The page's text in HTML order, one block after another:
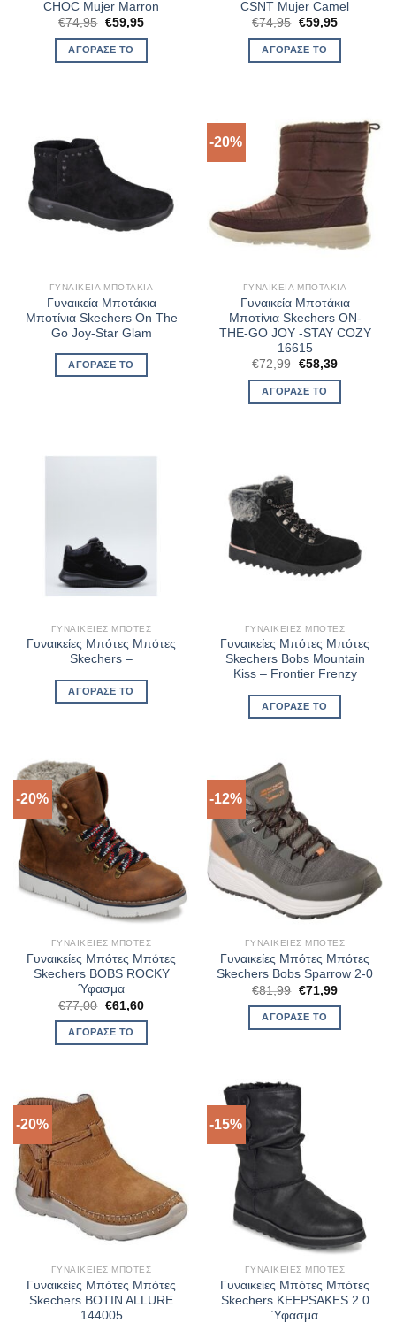
CHOC Mujer Marron
€74,95 Original
was:
€74,95.
€59,95Η
ΑΓΌΡΑΣΈ ΤΟ
CSNT Mujer Camel
€74,95 Original
was:
€74,95.
€59,95Η
ΑΓΌΡΑΣΈ ΤΟ
ΓΥΝΑΙΚΕΊΑ ΜΠΟΤΆΚΙΑ
Γυναικεία Μποτάκια
Μποτίνια Skechers On The
Go Joy-Star Glam
ΑΓΌΡΑΣΈ ΤΟ
-20%
ΓΥΝΑΙΚΕΊΑ ΜΠΟΤΆΚΙΑ
Γυναικεία Μποτάκια
Μποτίνια Skechers ON-
THE-GO JOY -STAY COZY
16615
€72,99 Original
was:
€72,99.
€58,39Η
ΑΓΌΡΑΣΈ ΤΟ
ΓΥΝΑΙΚΕΊΕΣ ΜΠΌΤΕΣ
Γυναικείες Μπότες Μπότες
Skechers –
ΑΓΌΡΑΣΈ ΤΟ
ΓΥΝΑΙΚΕΊΕΣ ΜΠΌΤΕΣ
Γυναικείες Μπότες Μπότες
Skechers Bobs Mountain
Kiss – Frontier Frenzy
ΑΓΌΡΑΣΈ ΤΟ
-20%
ΓΥΝΑΙΚΕΊΕΣ ΜΠΌΤΕΣ
Γυναικείες Μπότες Μπότες
Skechers BOBS ROCKY
Ύφασμα
€77,00 Original
price
was:
€77,00.
€61,60Η
ΑΓΌΡΑΣΈ ΤΟ
-12%
ΓΥΝΑΙΚΕΊΕΣ ΜΠΌΤΕΣ
Γυναικείες Μπότες Μπότες
Skechers Bobs Sparrow 2-0
€81,99 Original
price
was:
€81,99.
€71,99Η
ΑΓΌΡΑΣΈ ΤΟ
-20%
ΓΥΝΑΙΚΕΊΕΣ ΜΠΌΤΕΣ
Γυναικείες Μπότες Μπότες
Skechers BOTIN ALLURE
144005
-15%
ΓΥΝΑΙΚΕΊΕΣ ΜΠΌΤΕΣ
Γυναικείες Μπότες Μπότες
Skechers KEEPSAKES 2.0
Ύφασμα